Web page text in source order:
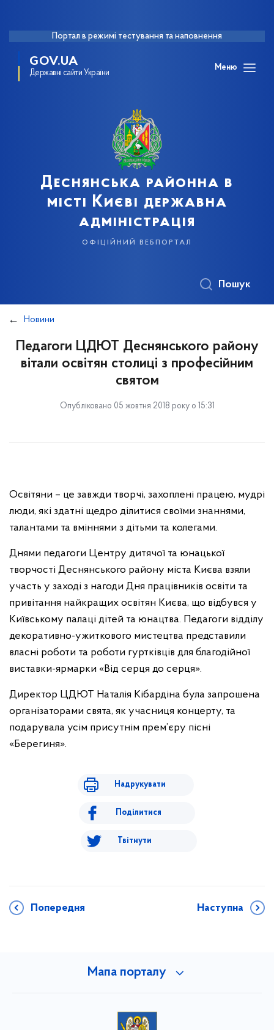
Портал в режимі тестування та наповнення
GOV.UA
Державні сайти України
Меню
Деснянська районна в
місті Києві державна
адміністрація
офіційний вебпортал
Пошук
Новини
Педагоги ЦДЮТ Деснянського району
вітали освітян столиці з професійним
святом
Опубліковано 05 жовтня 2018 року о 15:31
Освітяни – це завжди творчі, захоплені працею, мудрі
люди, які здатні щедро ділитися своїми знаннями,
талантами та вміннями з дітьми та колегами.
Днями педагоги Центру дитячої та юнацької
творчості Деснянського району міста Києва взяли
участь у заході з нагоди Дня працівників освіти та
привітання найкращих освітян Києва, що відбувся у
Київському палаці дітей та юнацтва. Педагоги відділу
декоративно-ужиткового мистецтва представили
власні роботи та роботи гуртківців для благодійної
виставки-ярмарки «Від серця до серця».
Директор ЦДЮТ Наталія Кібардіна була запрошена
організаторами свята, як учасниця концерту, та
подарувала усім присутнім прем’єру пісні
«Берегиня».
Надрукувати
Поділитися
Твітнути
Попередня Наступна
Мапа порталу